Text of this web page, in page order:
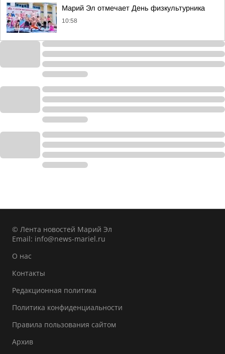
Марий Эл отмечает День физкультурника
10:58
© Лента новостей Марий Эл
Email: info@news-mariel.ru
О нас
Контакты
Редакционная политика
Политика конфиденциальности
Правила пользования сайтом
Архив